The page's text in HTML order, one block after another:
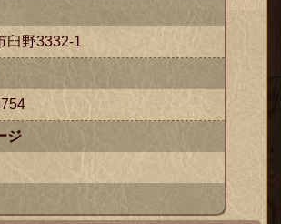
臼野3332-1
ジ